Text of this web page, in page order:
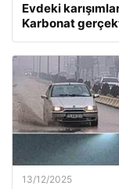
Evdeki
Karbonat
13/12/2025